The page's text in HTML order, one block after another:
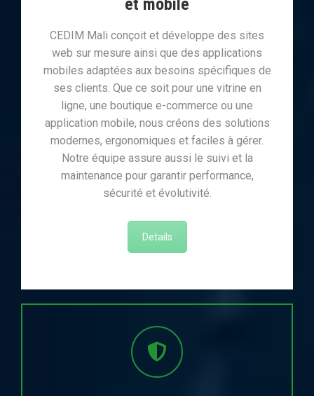
et mobile
CEDIM Mali conçoit et développe des sites
web sur mesure ainsi que des applications
mobiles adaptées aux besoins spécifiques de
ses clients. Que ce soit pour une vitrine en
ligne, une boutique e-commerce ou une
application mobile, nous créons des solutions
modernes, ergonomiques et faciles à gérer.
Notre équipe assure aussi le suivi et la
maintenance pour garantir performance,
sécurité et évolutivité.
Details